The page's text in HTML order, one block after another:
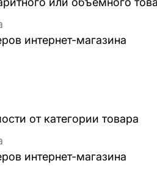
интернет-магазина
от категории товара
интернет-магазина